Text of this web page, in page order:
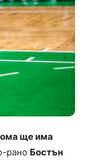
ще има
рано Бостън